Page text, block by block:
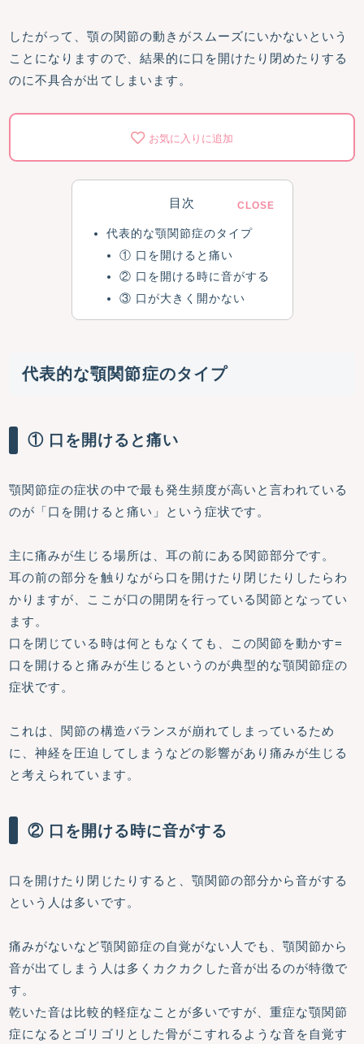
したがって、顎の関節の動きがスムーズにいかないという
ことになりますので、結果的に口を開けたり閉めたりする
のに不具合が出てしまいます。
お気に入りに追加
目次
代表的な顎関節症のタイプ
① 口を開けると痛い
② 口を開ける時に音がする
③ 口が大きく開かない
代表的な顎関節症のタイプ
① 口を開けると痛い
顎関節症の症状の中で最も発生頻度が高いと言われている
のが「口を開けると痛い」という症状です。
主に痛みが生じる場所は、耳の前にある関節部分です。
耳の前の部分を触りながら口を開けたり閉じたりしたらわ
かりますが、ここが口の開閉を行っている関節となってい
ます。
口を閉じている時は何ともなくても、この関節を動かす=
口を開けると痛みが生じるというのが典型的な顎関節症の
症状です。
これは、関節の構造バランスが崩れてしまっているため
に、神経を圧迫してしまうなどの影響があり痛みが生じる
と考えられています。
② 口を開ける時に音がする
口を開けたり閉じたりすると、顎関節の部分から音がする
という人は多いです。
痛みがないなど顎関節症の自覚がない人でも、顎関節から
音が出てしまう人は多くカクカクした音が出るのが特徴で
す。
乾いた音は比較的軽症なことが多いですが、重症な顎関節
症になるとゴリゴリとした骨がこすれるような音を自覚す